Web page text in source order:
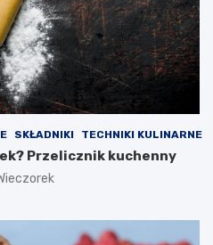
SKŁADNIKI TECHNIKI KULINARNE
Przelicznik kuchenny